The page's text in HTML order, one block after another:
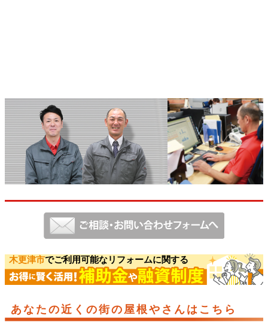
木更津市でご利用可能なリフォームに関する
あなたの近くの街の屋根やさんはこちら